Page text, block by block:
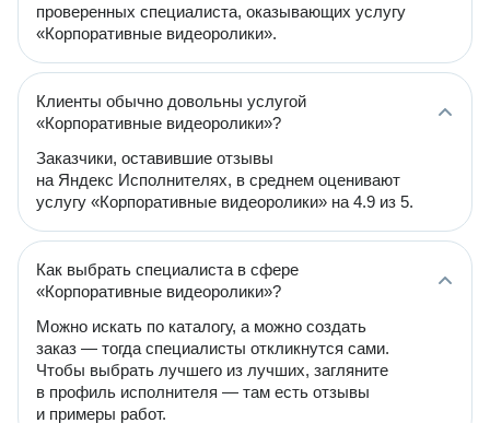
проверенных специалиста, оказывающих услугу
«Корпоративные видеоролики».
Клиенты обычно довольны услугой
«Корпоративные видеоролики»?
Заказчики, оставившие отзывы
на Яндекс Исполнителях, в среднем оценивают
услугу «Корпоративные видеоролики» на 4.9 из 5.
Как выбрать специалиста в сфере
«Корпоративные видеоролики»?
Можно искать по каталогу, а можно создать
заказ — тогда специалисты откликнутся сами.
Чтобы выбрать лучшего из лучших, загляните
в профиль исполнителя — там есть отзывы
и примеры работ.